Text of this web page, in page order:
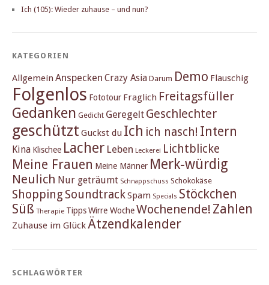
Ich (105): Wieder zuhause – und nun?
KATEGORIEN
Allgemein Anspecken Crazy Asia Darum Demo Flauschig
Folgenlos Fototour Fraglich Freitagsfüller
Gedanken Gedicht Geregelt Geschlechter
geschützt Guckst du Ich ich nasch! Intern
Kina Klischee Lacher Leben Leckerei Lichtblicke
Meine Frauen Meine Männer Merk-würdig
Neulich Nur geträumt Schnappschuss Schokokäse
Shopping SoundtrackSpam Specials Stöckchen
Süß Therapie TippsWirre WocheWochenende! Zahlen
Zuhause im Glück Ätzendkalender
SCHLAGWÖRTER